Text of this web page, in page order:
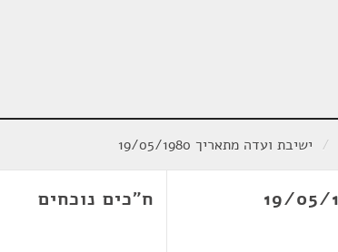
/ ישיבת ועדה מתאריך 19/05/1980
ח"כים נוכחים